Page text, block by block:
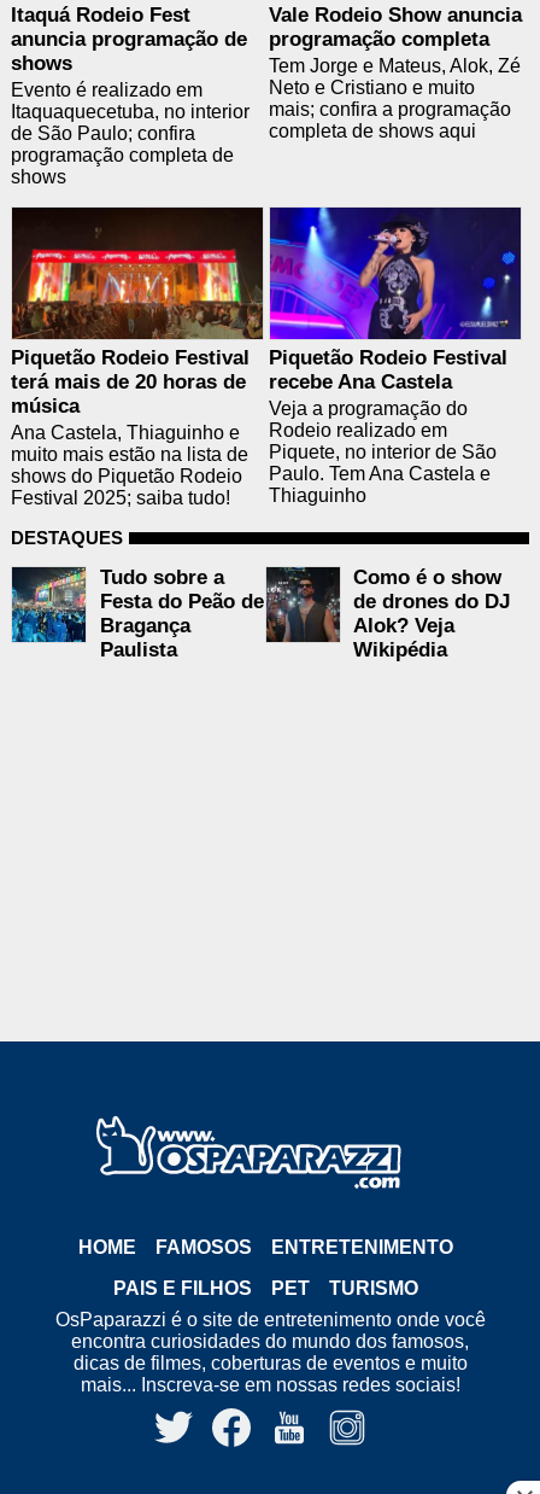
Itaquá Rodeio Fest
anuncia programação de
shows
Evento é realizado em
Itaquaquecetuba, no interior
de São Paulo; confira
programação completa de
shows
Vale Rodeio Show anuncia
programação completa
Tem Jorge e Mateus, Alok, Zé
Neto e Cristiano e muito
mais; confira a programação
completa de shows aqui
Piquetão Rodeio Festival
terá mais de 20 horas de
música
Ana Castela, Thiaguinho e
muito mais estão na lista de
shows do Piquetão Rodeio
Festival 2025; saiba tudo!
Piquetão Rodeio Festival
recebe Ana Castela
Veja a programação do
Rodeio realizado em
Piquete, no interior de São
Paulo. Tem Ana Castela e
Thiaguinho
DESTAQUES
Tudo sobre a
Festa do Peão de
Bragança
Paulista
Como é o show
de drones do DJ
Alok? Veja
Wikipédia
HOME FAMOSOS
ENTRETENIMENTO
PAIS E FILHOS
PET
TURISMO
OsPaparazzi é o site de entretenimento onde você
encontra curiosidades do mundo dos famosos,
dicas de filmes, coberturas de eventos e muito
mais... Inscreva-se em nossas redes sociais!